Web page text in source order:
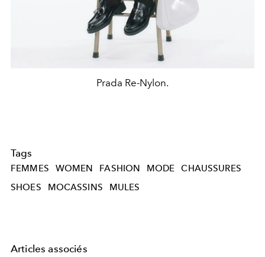
Prada Re-Nylon.
Tags
FEMMES WOMEN FASHION MODE
CHAUSSURES
SHOES
MOCASSINS MULES
Articles associés